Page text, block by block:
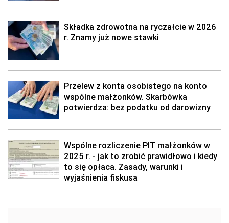
Składka zdrowotna na ryczałcie w 2026
r. Znamy już nowe stawki
Przelew z konta osobistego na konto
wspólne małżonków. Skarbówka
potwierdza: bez podatku od darowizny
Wspólne rozliczenie PIT małżonków w
2025 r. - jak to zrobić prawidłowo i kiedy
to się opłaca. Zasady, warunki i
wyjaśnienia fiskusa